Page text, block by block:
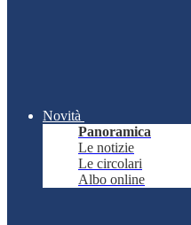
Novità
Panoramica
Le notizie
Le circolari
Albo online